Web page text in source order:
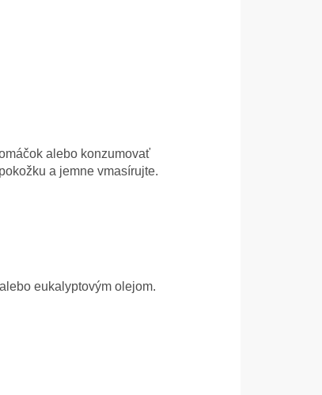
alebo konzumovať
a jemne vmasírujte.
eukalyptovým olejom.